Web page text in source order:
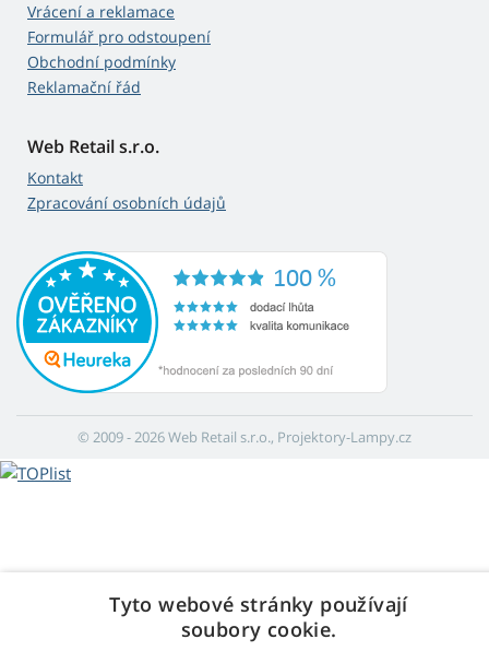
Vrácení a reklamace
Formulář pro odstoupení
Obchodní podmínky
Reklamační řád
Web Retail s.r.o.
Kontakt
Zpracování osobních údajů
© 2009 - 2026 Web Retail s.r.o., Projektory-Lampy.cz
Tyto webové stránky používají
soubory cookie.